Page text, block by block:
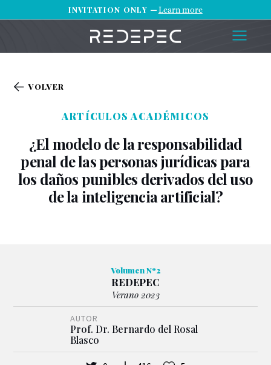
INVITATION ONLY —Learn more
VOLVER
ARTÍCULOS ACADÉMICOS
¿El modelo de la responsabilidad
penal de las personas jurídicas para
los daños punibles derivados del uso
de la inteligencia artificial?
Volumen Nº2
REDEPEC
Verano 2023
AUTOR
Prof. Dr. Bernardo del Rosal
Blasco